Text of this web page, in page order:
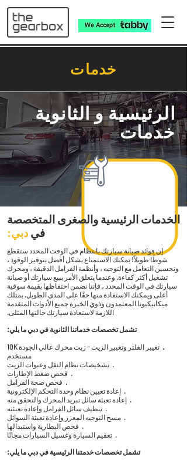
خدمات
الرئيسية و الثانوية
خدمات
الخدمات الرئيسية والصغرى المتخصصة
فيدبي:
إن فوائد صيانة سيارتك بانتظام في الوقت المحدد ستقطع
شوطًا طويلاً! يمكنك الاستمتاع بشكل أفضل بتوفير الوقود ،
وتحسين التعامل مع التوجيه ، وأنظمة الفرامل الدقيقة ، ومحرك
تشغيل أكثر كفاءة. وعندما يتعلق الأمر ببيع سيارتك أو صيانة
سيارتك في الوقت المحدد ، فإننا نضمن احتفاظها بقيمة سوقية
أعلى ويمكنك الاستفادة منها حقًا على المدى الطويل. يمتلك
ميكانيكيونا المعتمدون وذوي الخبرة جميع الأدوات المتقدمة
اللازمة لاستعادة سيارتك حالتها المثلى.
تشمل تخصصات خدماتنا الثانوية في دبي ما يلي:
·
تغيير الفلتر وتغيير الزيت - زيت محرك عالي الجودة 10K
مستخدم
· تشخيصات نظام النقل وعبوات الزيت
· فحص ضغط الإطارات
· فحص صحة الفرامل
· إعادة تعيين نظام وحدة التحكم الإلكترونية
· إعادة تعبئة سائل تبريد المحرك والتحقق منه
· تنظيف سائل الفرامل وإعادة تعبئته
· مسح التوجيه المعزز وإعادة تعبئة السوائل
· فحص البطارية واستبدالها
· تعقيم السيارة وغسيل السيارات مجانًا
تشمل تخصصات خدمتنا الرئيسية في دبي ما يلي: